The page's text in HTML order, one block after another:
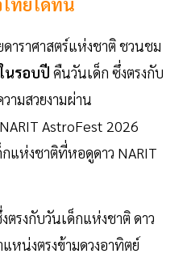
าราศาสตร์แห่งชาติ ชวนชม
นรอบปี คืนวันเด็ก ซึ่งตรงกับ
ามสวยงามผ่าน
AstroFest 2026
แห่งชาติที่หอดูดาว NARIT
รงกับวันเด็กแห่งชาติ ดาว
หน่งตรงข้ามดวงอาทิตย์